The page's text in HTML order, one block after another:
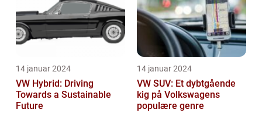
14 januar 2024
VW Hybrid: Driving
Towards a Sustainable
Future
14 januar 2024
VW SUV: Et dybtgående
kig på Volkswagens
populære genre